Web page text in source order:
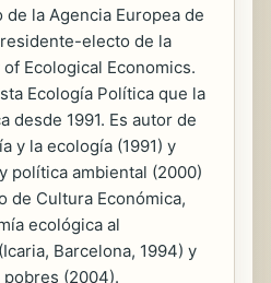
la Agencia Europea de
electo de la
Ecological Economics.
Ecología Política que la
desde 1991. Es autor de
y la ecología (1991) y
política ambiental (2000)
de Cultura Económica,
ecológica al
Barcelona, 1994) y
(2004).